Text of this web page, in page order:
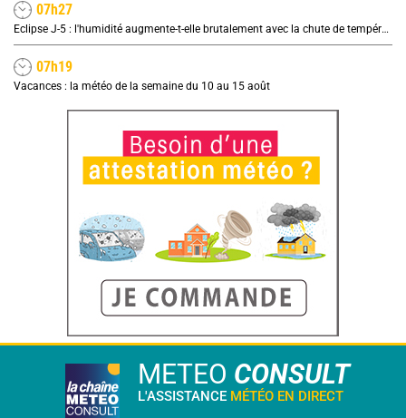
07h27
Eclipse J-5 : l'humidité augmente-t-elle brutalement avec la chute de température pendant l'éclipse du 12 août ?
07h19
Vacances : la météo de la semaine du 10 au 15 août
METEO CONSULT
L'ASSISTANCE MÉTÉO EN DIRECT